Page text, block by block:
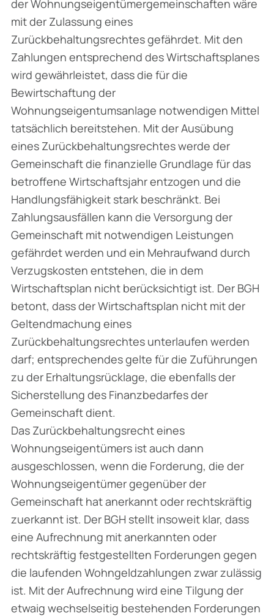
der Wohnungseigentümergemeinschaften wäre
mit der Zulassung eines
Zurückbehaltungsrechtes gefährdet. Mit den
Zahlungen entsprechend des Wirtschaftsplanes
wird gewährleistet, dass die für die
Bewirtschaftung der
Wohnungseigentumsanlage notwendigen Mittel
tatsächlich bereitstehen. Mit der Ausübung
eines Zurückbehaltungsrechtes werde der
Gemeinschaft die finanzielle Grundlage für das
betroffene Wirtschaftsjahr entzogen und die
Handlungsfähigkeit stark beschränkt. Bei
Zahlungsausfällen kann die Versorgung der
Gemeinschaft mit notwendigen Leistungen
gefährdet werden und ein Mehraufwand durch
Verzugskosten entstehen, die in dem
Wirtschaftsplan nicht berücksichtigt ist. Der BGH
betont, dass der Wirtschaftsplan nicht mit der
Geltendmachung eines
Zurückbehaltungsrechtes unterlaufen werden
darf; entsprechendes gelte für die Zuführungen
zu der Erhaltungsrücklage, die ebenfalls der
Sicherstellung des Finanzbedarfes der
Gemeinschaft dient.
Das Zurückbehaltungsrecht eines
Wohnungseigentümers ist auch dann
ausgeschlossen, wenn die Forderung, die der
Wohnungseigentümer gegenüber der
Gemeinschaft hat anerkannt oder rechtskräftig
zuerkannt ist. Der BGH stellt insoweit klar, dass
eine Aufrechnung mit anerkannten oder
rechtskräftig festgestellten Forderungen gegen
die laufenden Wohngeldzahlungen zwar zulässig
ist. Mit der Aufrechnung wird eine Tilgung der
etwaig wechselseitig bestehenden Forderungen